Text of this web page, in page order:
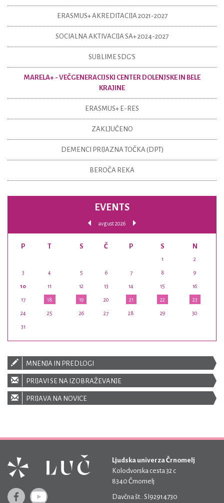
ERASMUS+ AKREDITACIJA 2021-2027
SOCIALNA AKTIVACIJA SA+ 2024-2027
SUBLIME SDG'S
MARELA+ - VEČGENERACIJSKI CENTER DOLENJSKE IN BELE
KRAJINE
ERASMUS+ E-RES
ZAKLJUČENO
DEMENCI PRIJAZNA TOČKA (DPT)
BEROČA REKA
EVENTS
avgust 2026
P T S Č P S N
1 2
3 4 5 6 7 8 9
10 11 12 13 14 15 16
17 18 19 20 21 22 23
24 25 26 27 28 29 30
31
MNENJA IN PREDLOGI
PRIJAVI SE NA IZOBRAŽEVANJE
PRIJAVA NA NOVICE
Ljudska univerza Črnomelj
Kolodvorska cesta 32 c
8340 Črnomelj
Davčna št.: SI92914730